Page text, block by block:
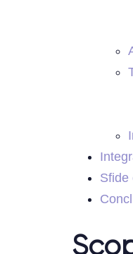
Sfide